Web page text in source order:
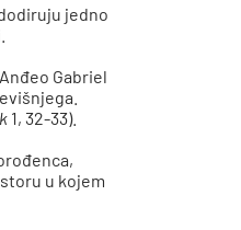
jedno
Gabriel
1, 32-33).
u kojem